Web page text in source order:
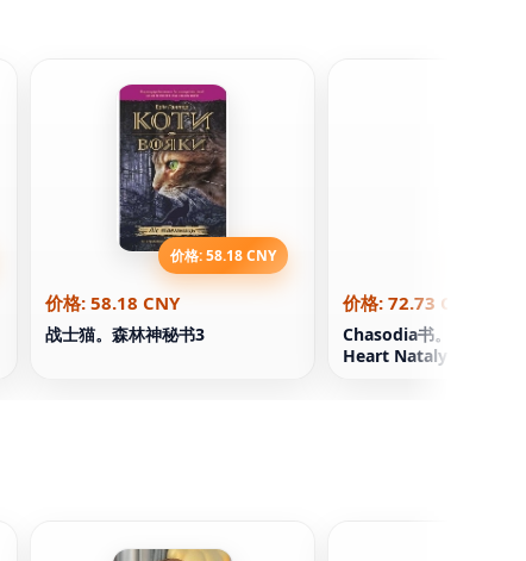
价格: 58.18 CNY
价格: 58.18 CNY
战士猫。森林神秘书3
价格: 72.73 CNY
Chasodia书。Book 2
Heart Natalya